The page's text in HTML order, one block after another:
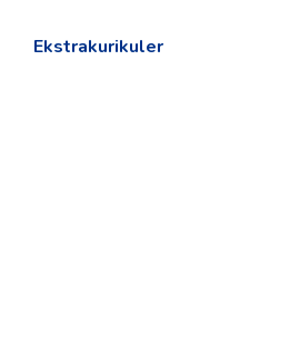
Ekstrakurikuler